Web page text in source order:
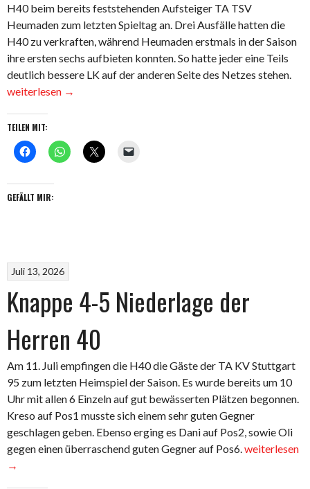
H40 beim bereits feststehenden Aufsteiger TA TSV
Heumaden zum letzten Spieltag an. Drei Ausfälle hatten die
H40 zu verkraften, während Heumaden erstmals in der Saison
ihre ersten sechs aufbieten konnten. So hatte jeder eine Teils
deutlich bessere LK auf der anderen Seite des Netzes stehen.
weiterlesen →
TEILEN MIT:
GEFÄLLT MIR:
Juli 13, 2026
Knappe 4-5 Niederlage der
Herren 40
Am 11. Juli empfingen die H40 die Gäste der TA KV Stuttgart
95 zum letzten Heimspiel der Saison. Es wurde bereits um 10
Uhr mit allen 6 Einzeln auf gut bewässerten Plätzen begonnen.
Kreso auf Pos1 musste sich einem sehr guten Gegner
geschlagen geben. Ebenso erging es Dani auf Pos2, sowie Oli
gegen einen überraschend guten Gegner auf Pos6.„Knappe
weiterlesen
→